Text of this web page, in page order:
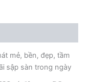
mẻ, bền, đẹp, tầm
sập sàn trong ngày